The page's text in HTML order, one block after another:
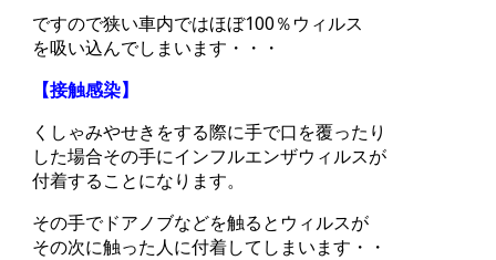
ですので狭い車内ではほぼ100％ウィルス
を吸い込んでしまいます・・・
【接触感染】
くしゃみやせきをする際に手で口を覆ったり
した場合その手にインフルエンザウィルスが
付着することになります。
その手でドアノブなどを触るとウィルスが
その次に触った人に付着してしまいます・・